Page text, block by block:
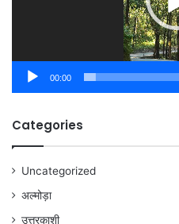
00:00
Categories
Uncategorized
अल्मोड़ा
उत्तरकाशी